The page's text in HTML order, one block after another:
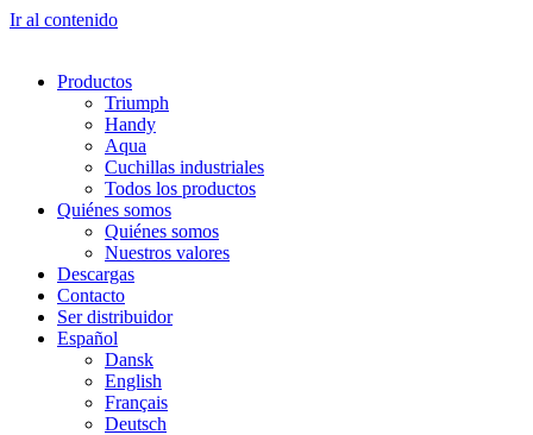
Ir al contenido
Productos
Triumph
Handy
Aqua
Cuchillas industriales
Todos los productos
Quiénes somos
Quiénes somos
Nuestros valores
Descargas
Contacto
Ser distribuidor
Español
Dansk
English
Français
Deutsch